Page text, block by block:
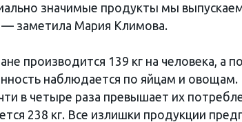
значимые продукты мы
заметила Мария Климова.
производится 139 кг на человека, а
наблюдается по яйцам и
в четыре раза превышает их
238 кг. Все излишки продукции